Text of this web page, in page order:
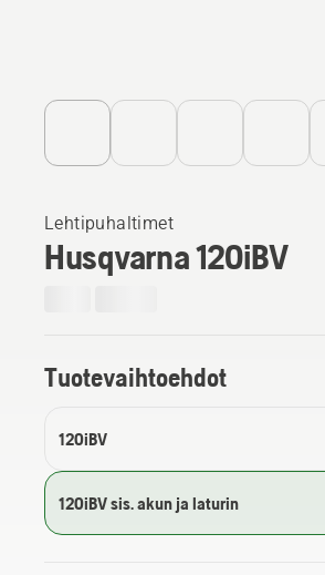
Lehtipuhaltimet
Husqvarna 120iBV
Tuotevaihtoehdot
120iBV
120iBV sis. akun ja laturin